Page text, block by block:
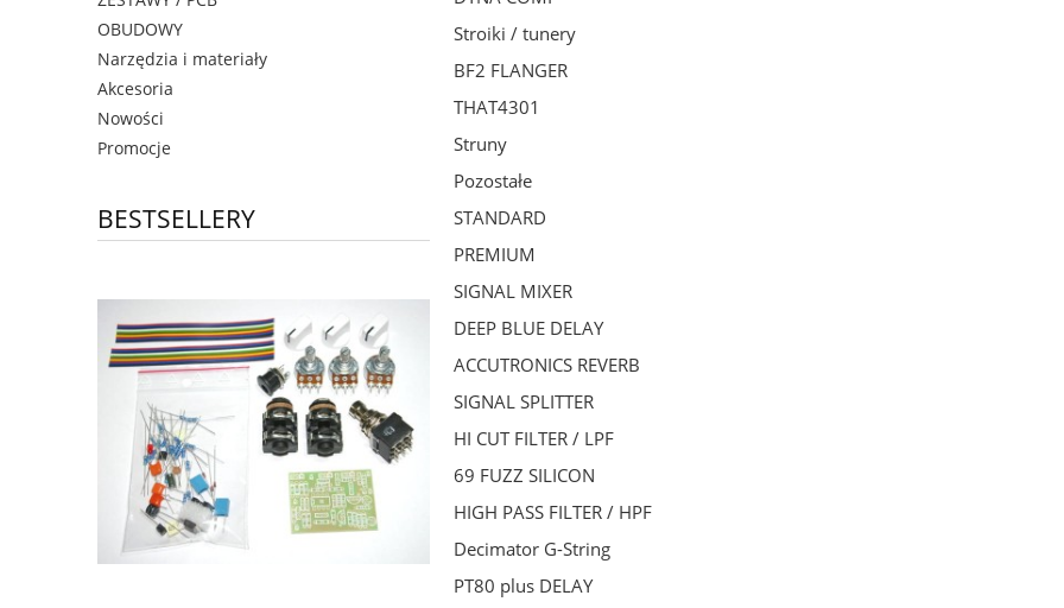
OBUDOWY
Narzędzia i materiały
Akcesoria
Nowości
Promocje
BESTSELLERY
Stroiki / tunery
BF2 FLANGER
THAT4301
Struny
Pozostałe
STANDARD
PREMIUM
SIGNAL MIXER
DEEP BLUE DELAY
ACCUTRONICS REVERB
SIGNAL SPLITTER
HI CUT FILTER / LPF
69 FUZZ SILICON
HIGH PASS FILTER / HPF
Decimator G-String
PT80 plus DELAY